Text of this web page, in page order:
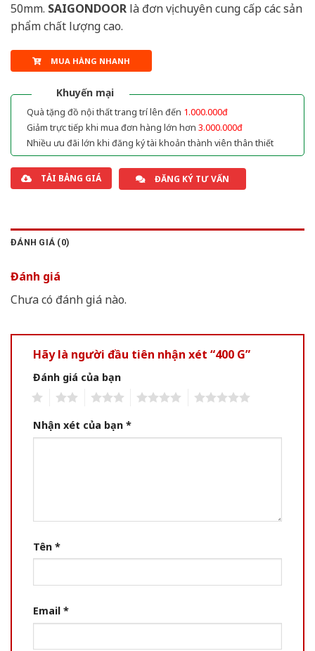
50mm. SAIGONDOOR là đơn vị chuyên cung cấp các sản
phẩm chất lượng cao.
MUA HÀNG NHANH
Khuyến mại
Quà tặng đồ nội thất trang trí lên đến 1.000.000đ
Giảm trực tiếp khi mua đơn hàng lớn hơn 3.000.000đ
Nhiều ưu đãi lớn khi đăng ký tài khoản thành viên thân thiết
TẢI BẢNG GIÁ ĐĂNG KÝ TƯ VẤN
ĐÁNH GIÁ (0)
Đánh giá
Chưa có đánh giá nào.
Hãy là người đầu tiên nhận xét “400 G”
Đánh giá của bạn
Nhận xét của bạn *
Tên *
Email *